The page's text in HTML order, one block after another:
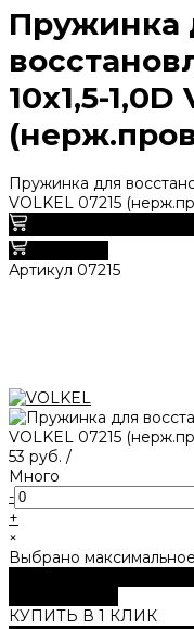
Пружинка
10х1,5-1,0D
Пружинка для
VOLKEL 07215
Артикул 07215
53 руб. /
Много
-
+
×
Выбрано
КУПИТЬ В 1 КЛИК